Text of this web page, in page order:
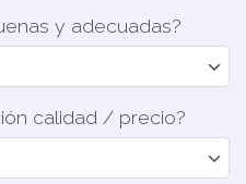
y adecuadas?
calidad / precio?